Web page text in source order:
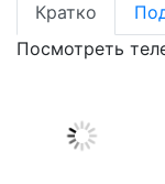
Кратко
Посмотреть